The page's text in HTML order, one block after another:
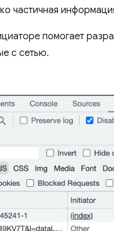
частичная
помогает
с сетью.